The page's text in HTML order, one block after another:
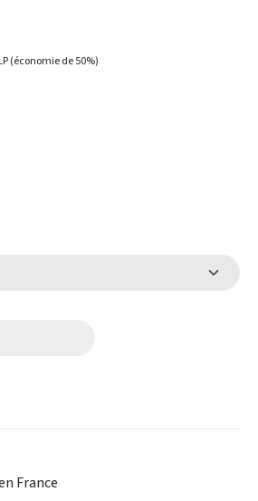
(économie de 50%)
France